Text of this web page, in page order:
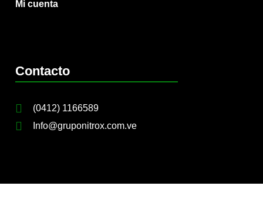
Mi cuenta
Contacto
(0412) 1166589
Info@gruponitrox.com.ve